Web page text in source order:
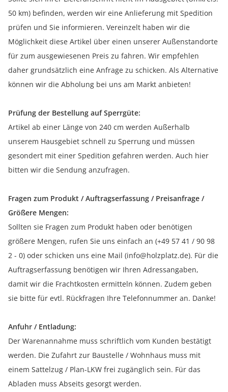
50 km) befinden, werden wir eine Anlieferung mit Spedition
prüfen und Sie informieren. Vereinzelt haben wir die
Möglichkeit diese Artikel über einen unserer Außenstandorte
für zum ausgewiesenen Preis zu fahren. Wir empfehlen
daher grundsätzlich eine Anfrage zu schicken. Als Alternative
können wir die Abholung bei uns am Markt anbieten!
Prüfung der Bestellung auf Sperrgüte:
Artikel ab einer Länge von 240 cm werden Außerhalb
unserem Hausgebiet schnell zu Sperrung und müssen
gesondert mit einer Spedition gefahren werden. Auch hier
bitten wir die Sendung anzufragen.
Fragen zum Produkt / Auftragserfassung / Preisanfrage /
Größere Mengen:
Sollten sie Fragen zum Produkt haben oder benötigen
größere Mengen, rufen Sie uns einfach an (+49 57 41 / 90 98
2 - 0) oder schicken uns eine Mail (info@holzplatz.de). Für die
Auftragserfassung benötigen wir Ihren Adressangaben,
damit wir die Frachtkosten ermitteln können. Zudem geben
sie bitte für evtl. Rückfragen Ihre Telefonnummer an. Danke!
Anfuhr / Entladung:
Der Warenannahme muss schriftlich vom Kunden bestätigt
werden. Die Zufahrt zur Baustelle / Wohnhaus muss mit
einem Sattelzug / Plan-LKW frei zugänglich sein. Für das
Abladen muss Abseits gesorgt werden.